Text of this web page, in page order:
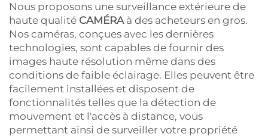
Nous proposons une surveillance extérieure de
haute qualité CAMÉRA à des acheteurs en gros.
Nos caméras, conçues avec les dernières
technologies, sont capables de fournir des
images haute résolution même dans des
conditions de faible éclairage. Elles peuvent être
facilement installées et disposent de
fonctionnalités telles que la détection de
mouvement et l'accès à distance, vous
permettant ainsi de surveiller votre propriété